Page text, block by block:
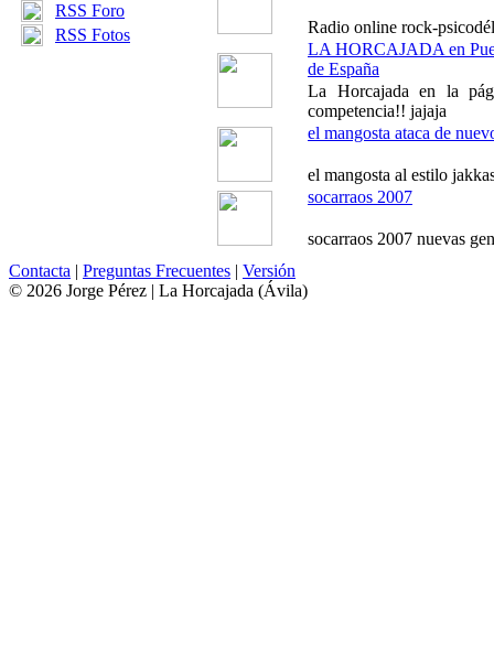
RSS Foro
RSS Fotos
Radio online rock-
LA HORCAJADA en
de España
La Horcajada en la
competencia!! jajaja
el mangosta ataca de
el mangosta al estilo
socarraos 2007
socarraos 2007 nuevas
Contacta | Preguntas Frecuentes | Versión
© 2026 Jorge Pérez | La Horcajada (Ávila)